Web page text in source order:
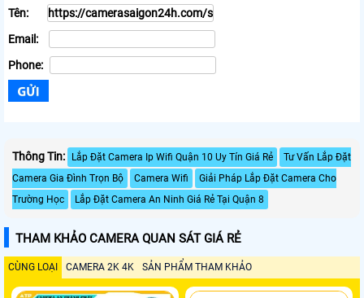
Tên:
Email:
Phone:
Thông Tin: Lắp Đặt Camera Ip Wifi Quận 10 Uy Tín Giá Rẻ
Tư Vấn Lắp Đặt
Camera Gia Đình Trọn Bộ
Camera Wifi
Giải Pháp Lắp Đặt Camera Cho
Trường Học
Lắp Đặt Camera An Ninh Giá Rẻ Tại Quận 8
THAM KHẢO CAMERA QUAN SÁT GIÁ RẺ
CÙNG LOẠI CAMERA 2K 4K SẢN PHẨM THAM KHẢO